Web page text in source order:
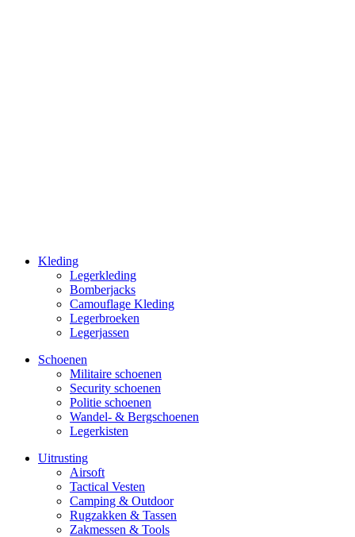
Kleding
Legerkleding
Bomberjacks
Camouflage Kleding
Legerbroeken
Legerjassen
Schoenen
Militaire schoe­nen
Security schoenen
Politie schoenen
Wandel- & Berg­­schoenen
Legerkisten
Uitrusting
Airsoft
Tactical Ves­ten
Camping & Outdoor
Rugzakken & Tassen
Zakmessen & Tools